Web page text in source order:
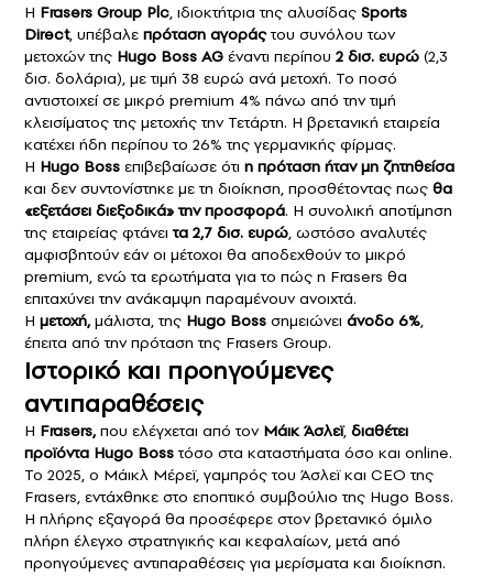
Η Frasers Group Plc, ιδιοκτήτρια της αλυσίδας Sports
Direct, υπέβαλε πρόταση αγοράςτου συνόλου των
μετοχών της Hugo Boss AG έναντι περίπου 2 δισ. ευρώ (2,3
δισ. δολάρια), με τιμή 38 ευρώ ανά μετοχή. Το ποσό
αντιστοιχεί σε μικρό premium 4% πάνω από την τιμή
κλεισίματος της μετοχής την Τετάρτη. Η βρετανική εταιρεία
κατέχει ήδη περίπου το 26% της γερμανικής φίρμας.
Η Hugo Boss επιβεβαίωσε ότι η πρόταση ήταν μη ζητηθείσα
και δεν συντονίστηκε με τη διοίκηση, προσθέτοντας πως θα
«εξετάσει διεξοδικά» την προσφορά. Η συνολική αποτίμηση
της εταιρείας φτάνειτα 2,7 δισ. ευρώ, ωστόσο αναλυτές
αμφισβητούν εάν οι μέτοχοι θα αποδεχθούν το μικρό
premium, ενώ τα ερωτήματα για το πώς η Frasers θα
επιταχύνει την ανάκαμψη παραμένουν ανοιχτά.
Η μετοχή,μάλιστα, της Hugo Boss σημειώνει άνοδο 6%,
έπειτα από την πρόταση της Frasers Group.
Ιστορικό και προηγούμενες
αντιπαραθέσεις
Η Frasers,που ελέγχεται από τον Μάικ Άσλεϊ, διαθέτει
προϊόντα Hugo Bossτόσο στα καταστήματα όσο και online.
Το 2025, ο Μάικλ Μέρεϊ, γαμπρός του Άσλεϊ και CEO της
Frasers, εντάχθηκε στο εποπτικό συμβούλιο της Hugo Boss.
Η πλήρης εξαγορά θα προσέφερε στον βρετανικό όμιλο
πλήρη έλεγχο στρατηγικής και κεφαλαίων, μετά από
προηγούμενες αντιπαραθέσεις για μερίσματα και διοίκηση.